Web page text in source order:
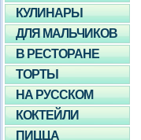
КУЛИНАРЫ
ДЛЯ МАЛЬЧИКОВ
В РЕСТОРАНЕ
ТОРТЫ
НА РУССКОМ
КОКТЕЙЛИ
ПИЦЦА